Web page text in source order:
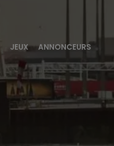
JEUX ANNONCEURS